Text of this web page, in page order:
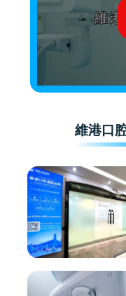
維港口